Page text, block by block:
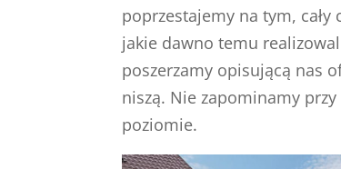
poprzestajemy na tym, cały
jakie dawno temu
poszerzamy opisującą nas
niszą. Nie zapominamy
poziomie.